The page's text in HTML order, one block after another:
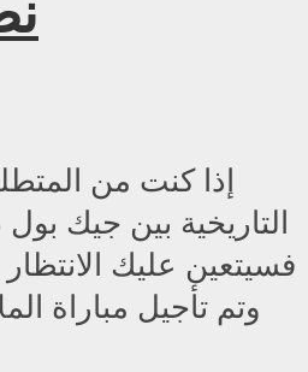
إذا كنت من
التاريخية بين جيك
فسيتعين عليك
وتم تأجيل مباراة